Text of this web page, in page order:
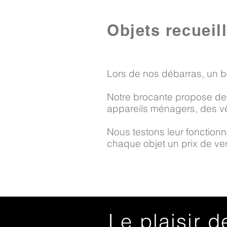
Objets
Lors de nos débarras, un
Notre brocante propose
appareils ménagers, des
Nous testons leur
chaque objet un prix de
Le plaisir